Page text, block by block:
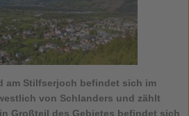
am Stilfserjoch befindet sich im
von Schlanders und zählt
Großteil des Gebietes befindet sich